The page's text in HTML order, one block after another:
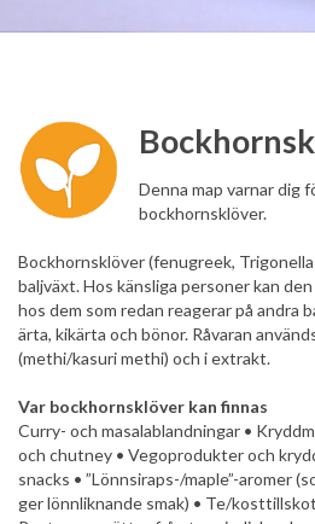
Denna map varnar dig
bockhornsklöver.
Bockhornsklöver (fenugreek,
baljväxt. Hos känsliga personer kan
hos dem som redan reagerar på andra
ärta, kikärta och bönor. Råvaran
(methi/kasuri methi) och i extrakt.
Var bockhornsklöver kan finnas
Curry- och masalablandningar •
och chutney • Vegoprodukter och
snacks • ”Lönnsiraps-/maple”-aromer
ger lönnliknande smak) • Te/